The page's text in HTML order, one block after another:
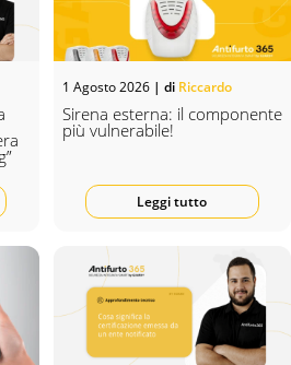
1 Agosto 2026 | di Riccardo
Sirena esterna: il componente
più vulnerabile!
Leggi tutto